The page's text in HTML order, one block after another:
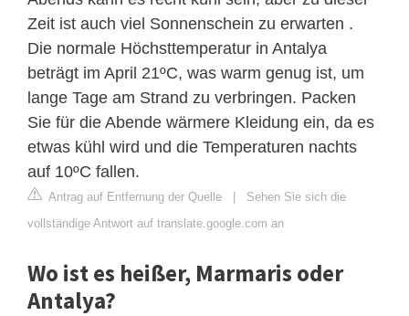
Zeit ist auch viel Sonnenschein zu erwarten .
Die normale Höchsttemperatur in Antalya
beträgt im April 21ºC, was warm genug ist, um
lange Tage am Strand zu verbringen. Packen
Sie für die Abende wärmere Kleidung ein, da es
etwas kühl wird und die Temperaturen nachts
auf 10ºC fallen.
Antrag auf Entfernung der Quelle | Sehen Sie sich die
vollständige Antwort auf translate.google.com an
Wo ist es heißer, Marmaris oder
Antalya?